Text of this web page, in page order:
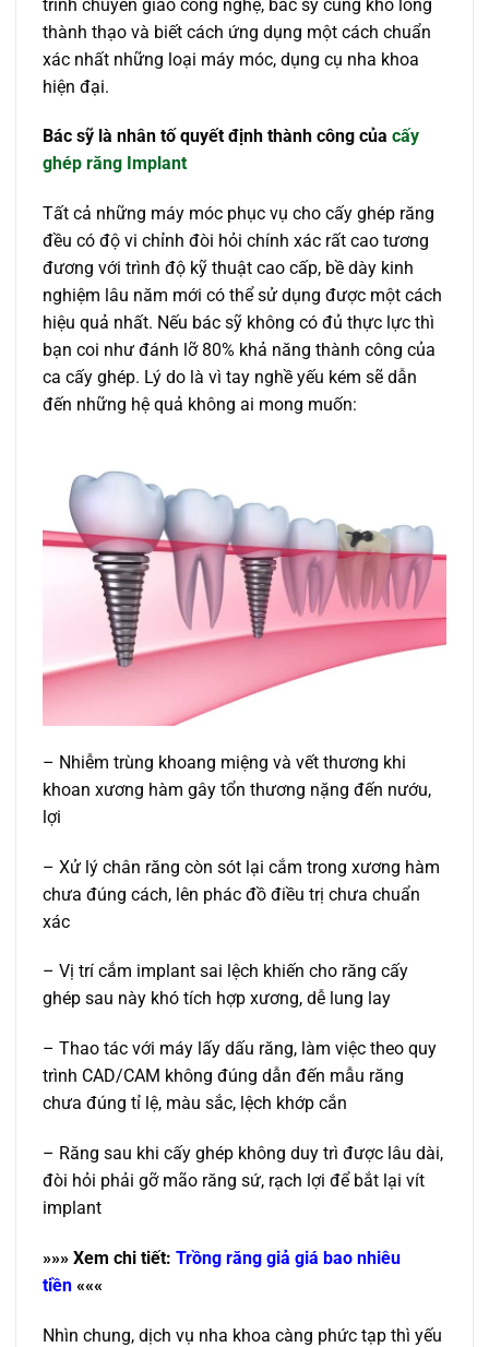
trình chuyển giao công nghệ, bác sỹ cũng khó lòng
thành thạo và biết cách ứng dụng một cách chuẩn
xác nhất những loại máy móc, dụng cụ nha khoa
hiện đại.
Bác sỹ là nhân tố quyết định thành công của cấy
ghép răng Implant
Tất cả những máy móc phục vụ cho cấy ghép răng
đều có độ vi chỉnh đòi hỏi chính xác rất cao tương
đương với trình độ kỹ thuật cao cấp, bề dày kinh
nghiệm lâu năm mới có thể sử dụng được một cách
hiệu quả nhất. Nếu bác sỹ không có đủ thực lực thì
bạn coi như đánh lỡ 80% khả năng thành công của
ca cấy ghép. Lý do là vì tay nghề yếu kém sẽ dẫn
đến những hệ quả không ai mong muốn:
– Nhiễm trùng khoang miệng và vết thương khi
khoan xương hàm gây tổn thương nặng đến nướu,
lợi
– Xử lý chân răng còn sót lại cắm trong xương hàm
chưa đúng cách, lên phác đồ điều trị chưa chuẩn
xác
– Vị trí cắm implant sai lệch khiến cho răng cấy
ghép sau này khó tích hợp xương, dễ lung lay
– Thao tác với máy lấy dấu răng, làm việc theo quy
trình CAD/CAM không đúng dẫn đến mẫu răng
chưa đúng tỉ lệ, màu sắc, lệch khớp cắn
– Răng sau khi cấy ghép không duy trì được lâu dài,
đòi hỏi phải gỡ mão răng sứ, rạch lợi để bắt lại vít
implant
»»» Xem chi tiết: Trồng răng giả giá bao nhiêu
tiền «««
Nhìn chung, dịch vụ nha khoa càng phức tạp thì yếu